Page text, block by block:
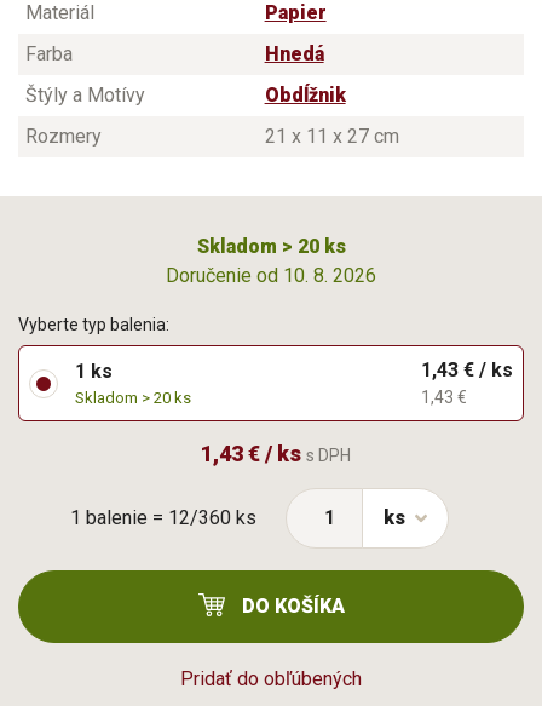
Materiál
Papier
Farba
Hnedá
Štýly a Motívy
Obdĺžnik
Rozmery
21 x 11 x 27 cm
Skladom > 20 ks
Doručenie od 10. 8. 2026
1 balenie = 12/360 ks
Pridať do obľúbených
Vyberte typ balenia:
1 ks
Skladom > 20 ks
1,43 € / ks
1,43 €
1,43 € / ks s DPH
ks
DO KOŠÍKA